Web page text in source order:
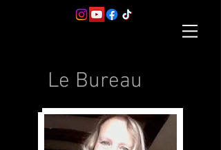
Le Bureau